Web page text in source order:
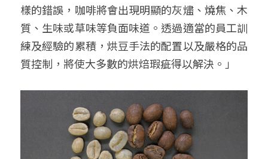
樣的錯誤，咖啡將會出現明顯的灰燼、燒焦、木
質、生味或草味等負面味道。透過適當的員工訓
練及經驗的累積，烘豆手法的配置以及嚴格的品
質控制，將使大多數的烘焙瑕疵得以解決。」